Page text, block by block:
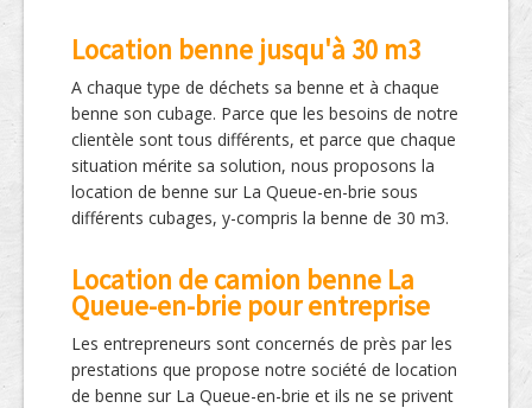
Location benne jusqu'à 30 m3
A chaque type de déchets sa benne et à chaque
benne son cubage. Parce que les besoins de notre
clientèle sont tous différents, et parce que chaque
situation mérite sa solution, nous proposons la
location de benne sur La Queue-en-brie sous
différents cubages, y-compris la benne de 30 m3.
Location de camion benne La
Queue-en-brie pour entreprise
Les entrepreneurs sont concernés de près par les
prestations que propose notre société de location
de benne sur La Queue-en-brie et ils ne se privent